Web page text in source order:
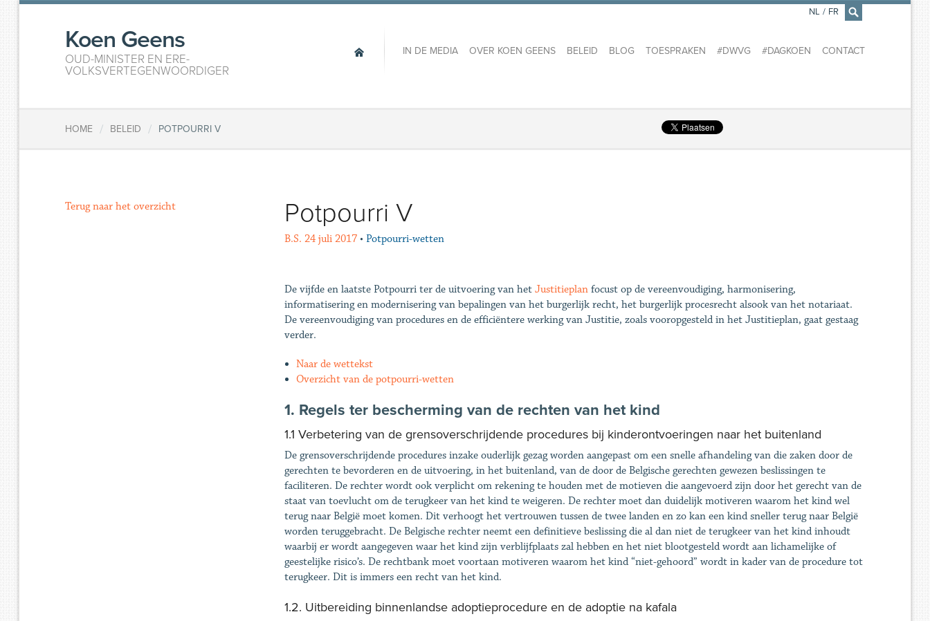
×
Koen Geens
OUD-MINISTER EN ERE-
VOLKSVERTEGENWOORDIGER
IN DE MEDIA OVER KOEN GEENS BELEID BLOG TOESPRAKEN #DWVG #DAGKOEN CONTACT
NL / FR
HOME / BELEID / POTPOURRI V
Potpourri V
B.S. 24 juli 2017 • Potpourri-wetten
De vijfde en laatste Potpourri ter de uitvoering van het Justitieplanfocust op de vereenvoudiging, harmonisering,
informatisering en modernisering van bepalingen van het burgerlijk recht, het burgerlijk procesrecht alsook van het notariaat.
De vereenvoudiging van procedures en de efficiëntere werking van Justitie, zoals vooropgesteld in het Justitieplan, gaat gestaag
verder.
Naar de wettekst
Overzicht van de potpourri-wetten
1. Regels ter bescherming van de rechten van het kind
1.1 Verbetering van de grensoverschrijdende procedures bij kinderontvoeringen naar het buitenland
De grensoverschrijdende procedures inzake ouderlijk gezag worden aangepast om een snelle afhandeling van die zaken door de
gerechten te bevorderen en de uitvoering, in het buitenland, van de door de Belgische gerechten gewezen beslissingen te
faciliteren. De rechter wordt ook verplicht om rekening te houden met de motieven die aangevoerd zijn door het gerecht van de
staat van toevlucht om de terugkeer van het kind te weigeren. De rechter moet dan duidelijk motiveren waarom het kind wel
terug naar België moet komen. Dit verhoogt het vertrouwen tussen de twee landen en zo kan een kind sneller terug naar België
worden teruggebracht. De Belgische rechter neemt een definitieve beslissing die al dan niet de terugkeer van het kind inhoudt
waarbij er wordt aangegeven waar het kind zijn verblijfplaats zal hebben en het niet blootgesteld wordt aan lichamelijke of
geestelijke risico’s. De rechtbank moet voortaan motiveren waarom het kind “niet-gehoord” wordt in kader van de procedure tot
terugkeer. Dit is immers een recht van het kind.
1.2. Uitbereiding binnenlandse adoptieprocedure en de adoptie na kafala
Terug naar het overzicht